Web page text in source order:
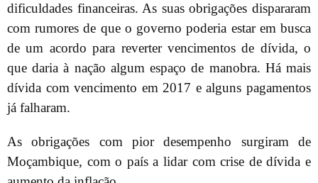
dificuldades financeiras. As suas obrigações dispararam
com rumores de que o governo poderia estar em busca
de um acordo para reverter vencimentos de dívida, o
que daria à nação algum espaço de manobra. Há mais
dívida com vencimento em 2017 e alguns pagamentos
já falharam.
As obrigações com pior desempenho surgiram de
Moçambique, com o país a lidar com crise de dívida e